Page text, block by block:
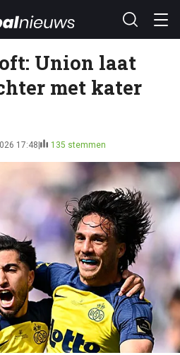
Union laat
met kater
17:48 135 stemmen